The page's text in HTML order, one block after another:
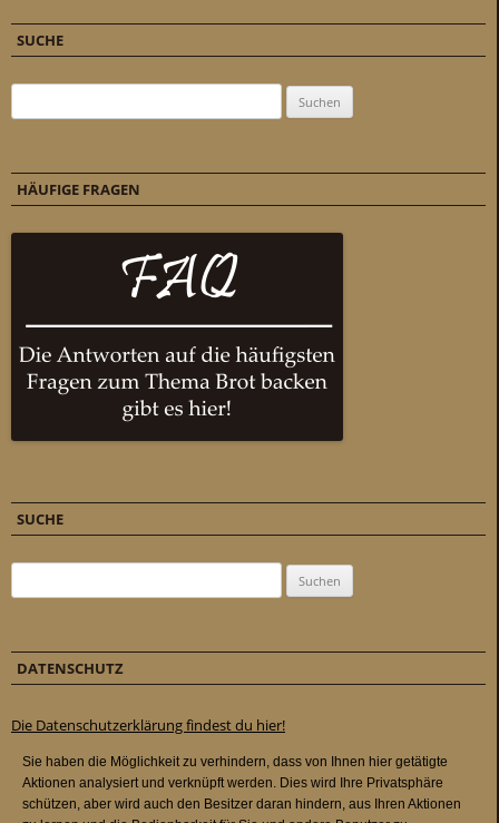
SUCHE
HÄUFIGE FRAGEN
SUCHE
DATENSCHUTZ
Die Datenschutzerklärung findest du hier!